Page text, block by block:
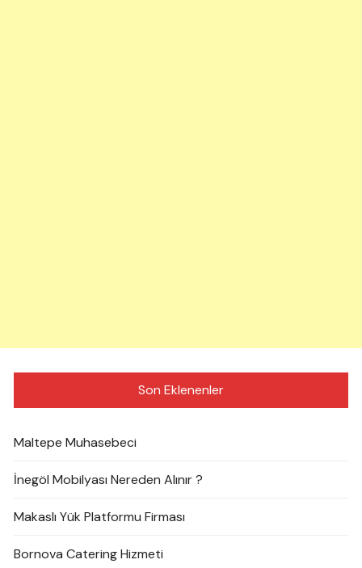
Son Eklenenler
Maltepe Muhasebeci
İnegöl Mobilyası Nereden Alınır ?
Makaslı Yük Platformu Firması
Bornova Catering Hizmeti